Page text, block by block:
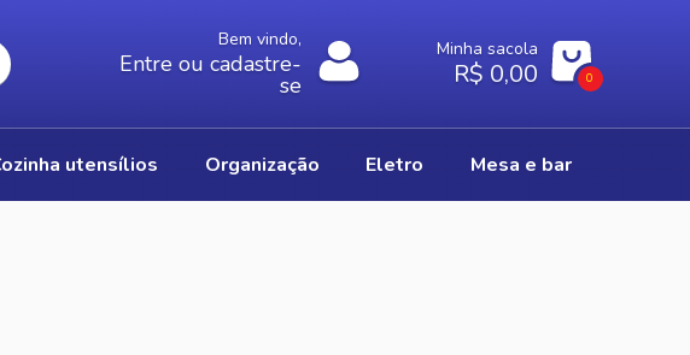
Bem vindo,
Entre ou cadastre-
se
Minha sacola
R$ 0,00 0
cozinha utensílios organização eletro mesa e bar